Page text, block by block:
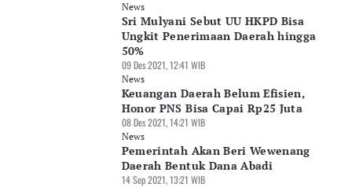
News
Sri Mulyani Sebut UU HKPD Bisa
Ungkit Penerimaan Daerah hingga
50%
09 Des 2021, 12:41 WIB
News
Keuangan Daerah Belum Efisien,
Honor PNS Bisa Capai Rp25 Juta
08 Des 2021, 14:21 WIB
News
Pemerintah Akan Beri Wewenang
Daerah Bentuk Dana Abadi
14 Sep 2021, 13:21 WIB